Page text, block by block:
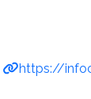
https://